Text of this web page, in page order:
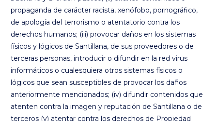
propaganda de carácter racista, xenófobo, pornográfico,
de apología del terrorismo o atentatorio contra los
derechos humanos; (iii) provocar daños en los sistemas
físicos y lógicos de Santillana, de sus proveedores o de
terceras personas, introducir o difundir en la red virus
informáticos o cualesquiera otros sistemas físicos o
lógicos que sean susceptibles de provocar los daños
anteriormente mencionados; (iv) difundir contenidos que
atenten contra la imagen y reputación de Santillana o de
terceros (v) atentar contra los derechos de Propiedad